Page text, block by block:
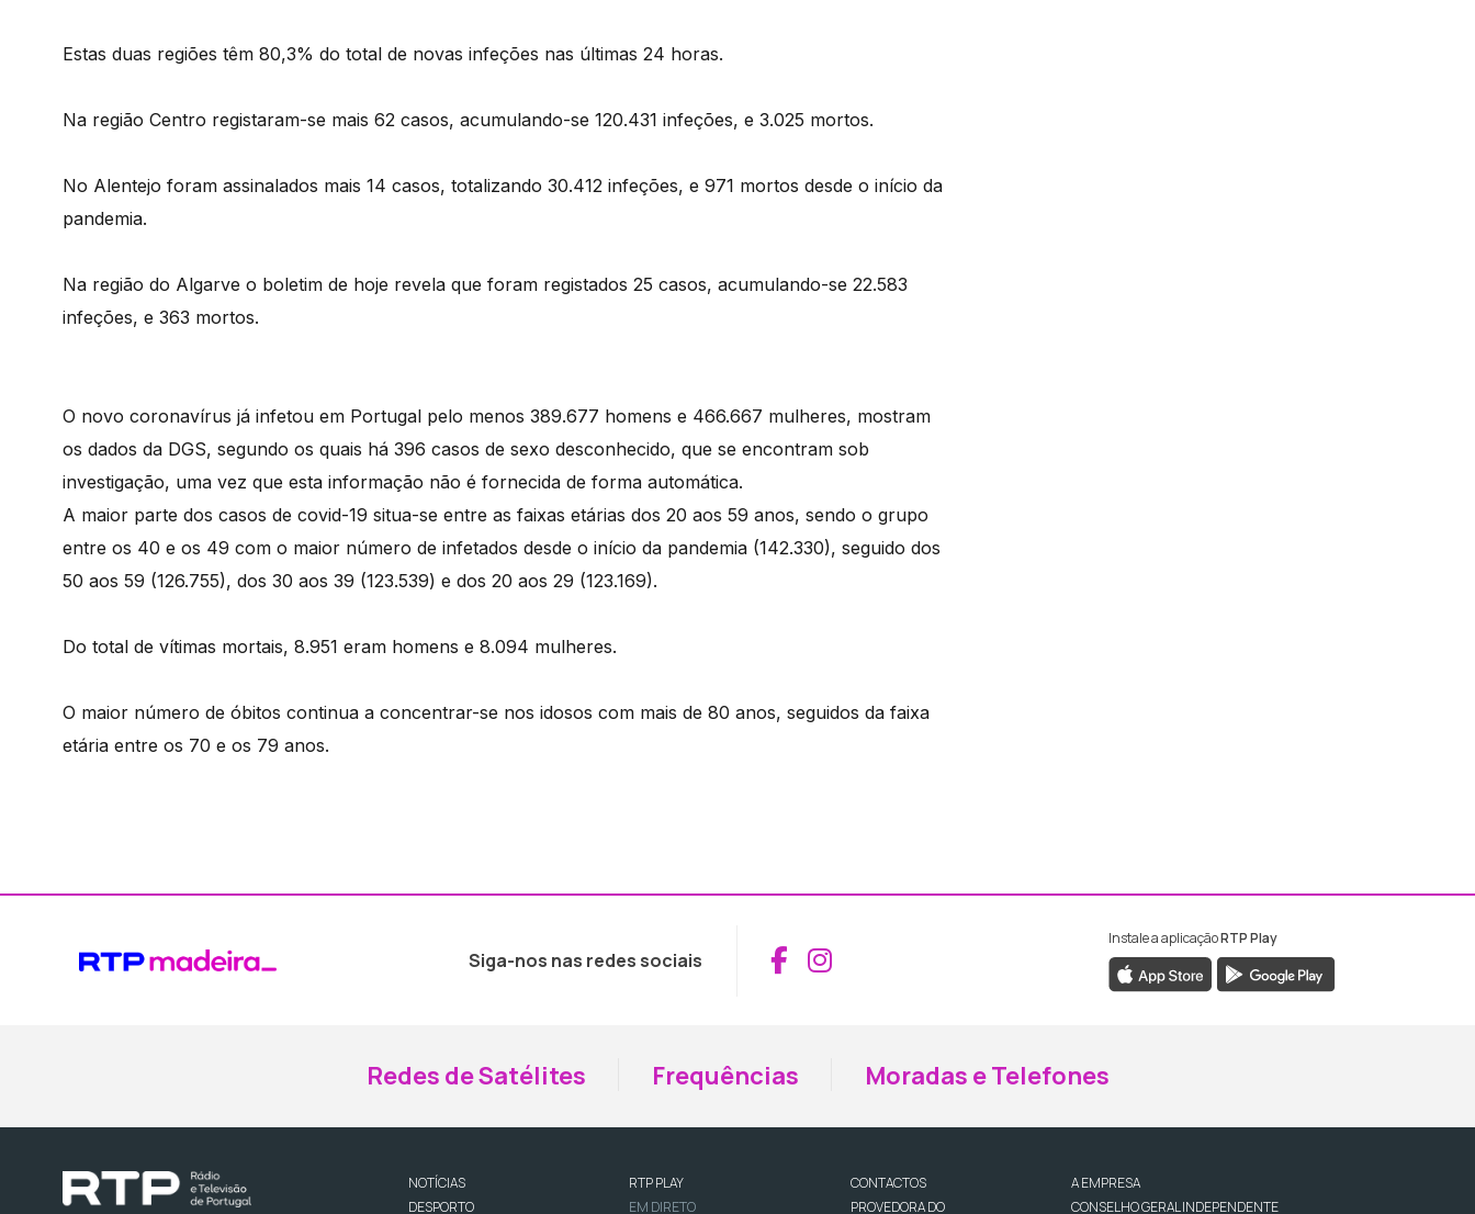
Estas duas regiões têm 80,3% do total de novas infeções nas últimas 24 horas.
Na região Centro registaram-se mais 62 casos, acumulando-se 120.431 infeções, e 3.025 mortos.
No Alentejo foram assinalados mais 14 casos, totalizando 30.412 infeções, e 971 mortos desde o início da
pandemia.
Na região do Algarve o boletim de hoje revela que foram registados 25 casos, acumulando-se 22.583
infeções, e 363 mortos.
O novo coronavírus já infetou em Portugal pelo menos 389.677 homens e 466.667 mulheres, mostram
os dados da DGS, segundo os quais há 396 casos de sexo desconhecido, que se encontram sob
investigação, uma vez que esta informação não é fornecida de forma automática.
A maior parte dos casos de covid-19 situa-se entre as faixas etárias dos 20 aos 59 anos, sendo o grupo
entre os 40 e os 49 com o maior número de infetados desde o início da pandemia (142.330), seguido dos
50 aos 59 (126.755), dos 30 aos 39 (123.539) e dos 20 aos 29 (123.169).
Do total de vítimas mortais, 8.951 eram homens e 8.094 mulheres.
O maior número de óbitos continua a concentrar-se nos idosos com mais de 80 anos, seguidos da faixa
etária entre os 70 e os 79 anos.
Siga-nos nas redes sociais Aceder ao Facebook da RTP Madeira
Aceder ao Instagram da RTP Madeira
Instale a aplicaçãoRTP Play
Redes de Satélites Frequências Moradas e Telefones
NOTÍCIAS
DESPORTO
RTP PLAY
EM DIRETO
CONTACTOS
PROVEDORA DO
A EMPRESA
CONSELHO GERAL INDEPENDENTE